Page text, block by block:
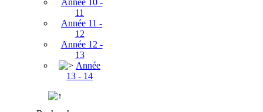
Année 10 -
11
Année 11 -
12
Année 12 -
13
Année
13 - 14